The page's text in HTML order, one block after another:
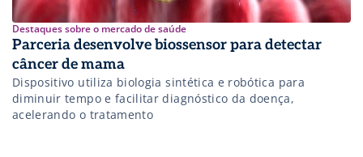
Destaques sobre o mercado de saúde
Parceria desenvolve biossensor para detectar
câncer de mama
Dispositivo utiliza biologia sintética e robótica para
diminuir tempo e facilitar diagnóstico da doença,
acelerando o tratamento